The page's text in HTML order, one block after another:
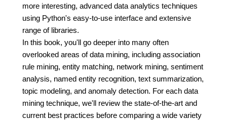
more interesting, advanced data analytics techniques
using Python's easy-to-use interface and extensive
range of libraries.
In this book, you'll go deeper into many often
overlooked areas of data mining, including association
rule mining, entity matching, network mining, sentiment
analysis, named entity recognition, text summarization,
topic modeling, and anomaly detection. For each data
mining technique, we'll review the state-of-the-art and
current best practices before comparing a wide variety